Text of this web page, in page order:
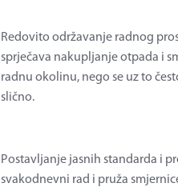
Redovito održavanje radnog
sprječava nakupljanje otpada i
radnu okolinu, nego se uz to
slično.
Postavljanje jasnih standarda i
svakodnevni rad i pruža